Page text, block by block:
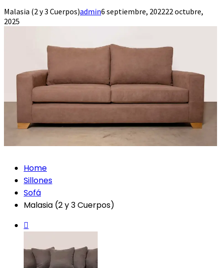
Malasia (2 y 3 Cuerpos)admin6 septiembre, 202222 octubre,
2025
Home
Sillones
Sofá
Malasia (2 y 3 Cuerpos)